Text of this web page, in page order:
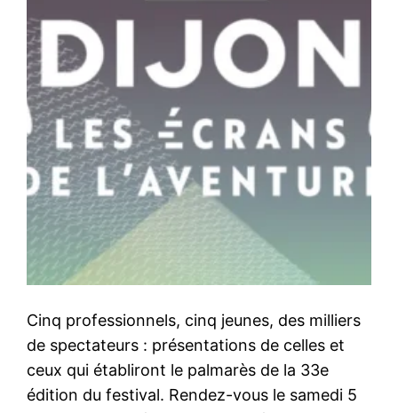
Cinq professionnels, cinq jeunes, des milliers
de spectateurs : présentations de celles et
ceux qui établiront le palmarès de la 33e
édition du festival. Rendez-vous le samedi 5